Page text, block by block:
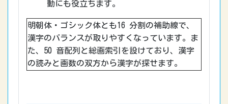
動にも役立ちます。
明朝体・ゴシック体とも16 分割の補助線で、
漢字のバランスが取りやすくなっています。ま
た、50 音配列と総画索引を設けており、漢字
の読みと画数の双方から漢字が探せます。